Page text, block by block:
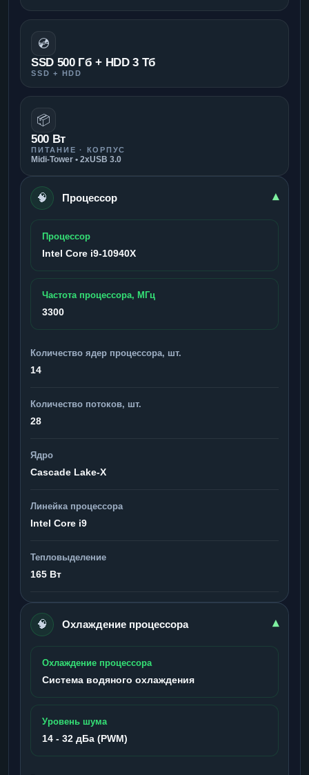
💿
SSD 500 Гб + HDD 3 Тб
SSD + HDD
📦
500 Вт
ПИТАНИЕ · КОРПУС
Midi-Tower • 2xUSB 3.0
🧠 Процессор ▾
Процессор
Intel Core i9-10940X
Частота процессора, МГц
3300
Количество ядер процессора, шт.
14
Количество потоков, шт.
28
Ядро
Cascade Lake-X
Линейка процессора
Intel Core i9
Тепловыделение
165 Вт
🧠 Охлаждение процессора ▾
Охлаждение процессора
Система водяного охлаждения
Уровень шума
14 - 32 дБа (PWM)